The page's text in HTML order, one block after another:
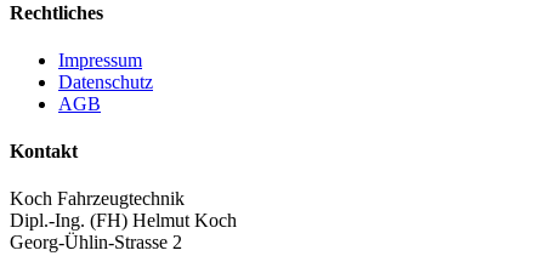
Rechtliches
Impressum
Datenschutz
AGB
Kontakt
Koch Fahrzeugtechnik
Dipl.-Ing. (FH) Helmut Koch
Georg-Ühlin-Strasse 2